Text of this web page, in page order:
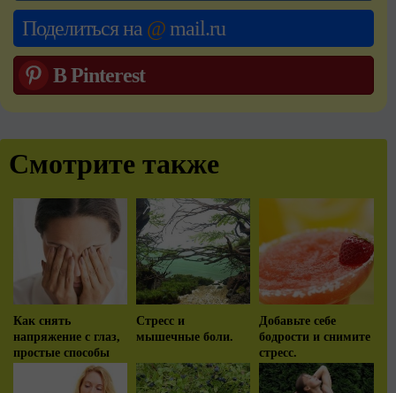
Поделиться на @mail.ru
В Pinterest
Смотрите также
Как снять
напряжение с глаз,
простые способы
Стресс и
мышечные боли.
Добавьте себе
бодрости и снимите
стресс.